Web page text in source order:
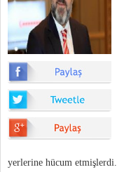
yerlerine hücum etmişlerdi.